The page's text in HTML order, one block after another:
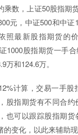
乘数，上证50股指期
元，中证500和中证
照最新股指期货的
1000股指期货一手
万和124.6万。
计算，交易一手股
股指期货有不同合约
也可以跟踪股指期
变化，以此来辅助现